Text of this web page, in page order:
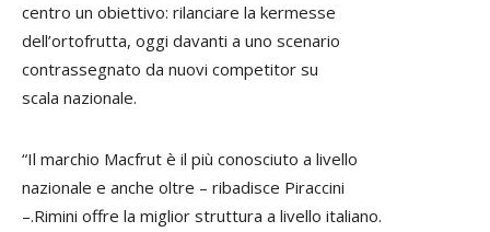
centro un obiettivo: rilanciare la kermesse
dell’ortofrutta, oggi davanti a uno scenario
contrassegnato da nuovi competitor su
scala nazionale.
“Il marchio Macfrut è il più conosciuto a livello
nazionale e anche oltre – ribadisce Piraccini
–.Rimini offre la miglior struttura a livello italiano.